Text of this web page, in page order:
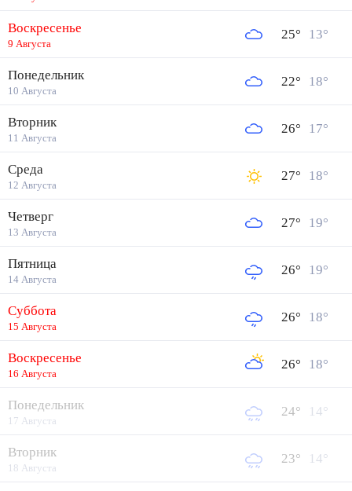
Воскресенье
9 Августа
25° 13°
Понедельник
10 Августа
22° 18°
Вторник
11 Августа
26° 17°
Среда
12 Августа
27° 18°
Четверг
13 Августа
27° 19°
Пятница
14 Августа
26° 19°
Суббота
15 Августа
26° 18°
Воскресенье
16 Августа
26° 18°
Понедельник
17 Августа
24° 14°
Вторник
18 Августа
23° 14°